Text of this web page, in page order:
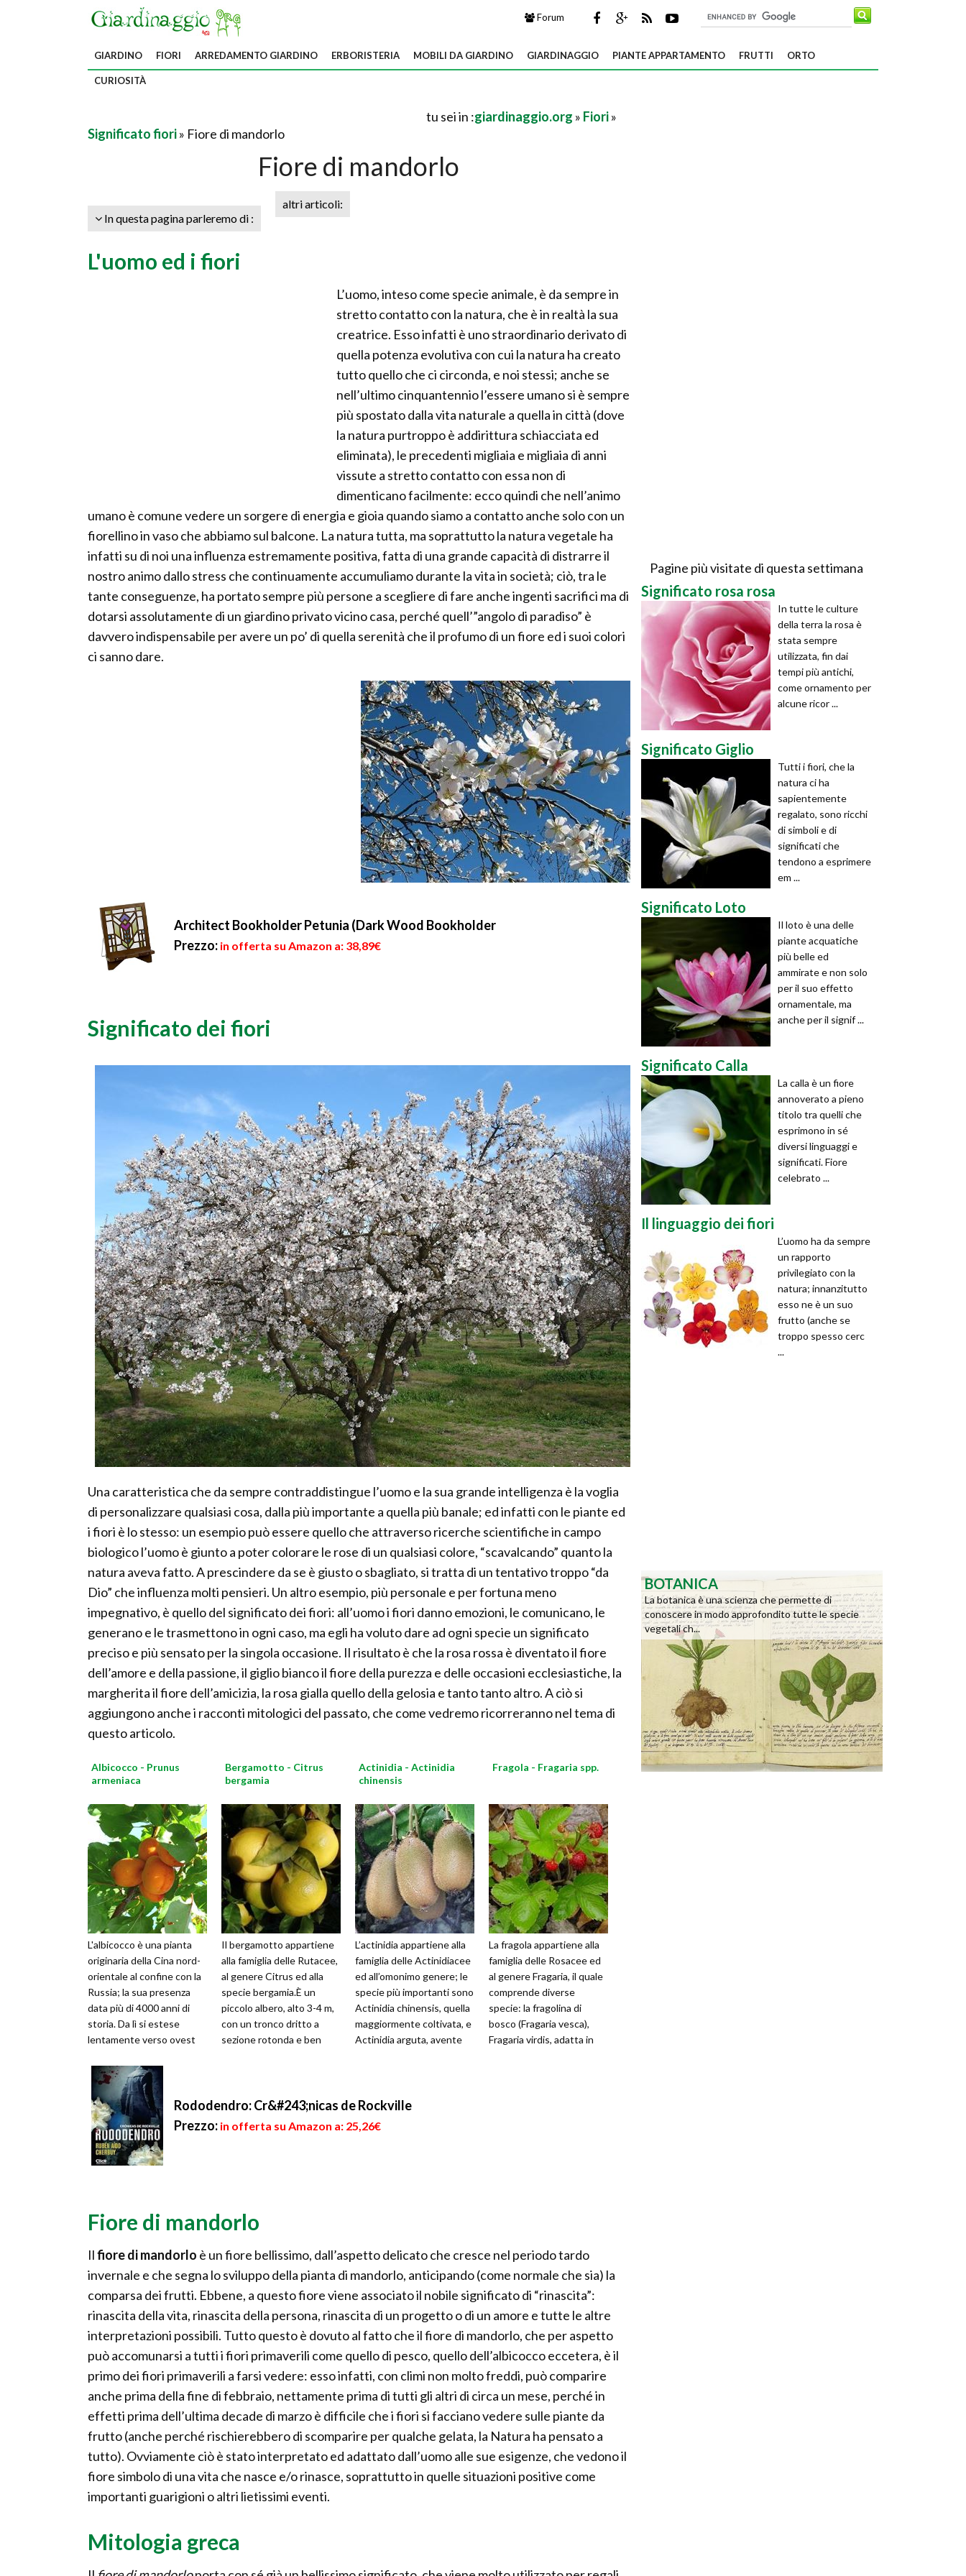
Forum
GIARDINO FIORI ARREDAMENTO GIARDINO ERBORISTERIA MOBILI DA GIARDINO GIARDINAGGIO PIANTE APPARTAMENTO FRUTTI ORTO
CURIOSITÀ
tu sei in :giardinaggio.org » Fiori»
Significato fiori» Fiore di mandorlo
Fiore di mandorlo
In questa pagina parleremo di :
altri articoli:
L'uomo ed i fiori
L’uomo, inteso come specie animale, è da sempre in
stretto contatto con la natura, che è in realtà la sua
creatrice. Esso infatti è uno straordinario derivato di
quella potenza evolutiva con cui la natura ha creato
tutto quello che ci circonda, e noi stessi; anche se
nell’ultimo cinquantennio l’essere umano si è sempre
più spostato dalla vita naturale a quella in città (dove
la natura purtroppo è addirittura schiacciata ed
eliminata), le precedenti migliaia e migliaia di anni
vissute a stretto contatto con essa non di
dimenticano facilmente: ecco quindi che nell’animo
umano è comune vedere un sorgere di energia e gioia quando siamo a contatto anche solo con un
fiorellino in vaso che abbiamo sul balcone. La natura tutta, ma soprattutto la natura vegetale ha
infatti su di noi una influenza estremamente positiva, fatta di una grande capacità di distrarre il
nostro animo dallo stress che continuamente accumuliamo durante la vita in società; ciò, tra le
tante conseguenze, ha portato sempre più persone a scegliere di fare anche ingenti sacrifici ma di
dotarsi assolutamente di un giardino privato vicino casa, perché quell’”angolo di paradiso” è
davvero indispensabile per avere un po’ di quella serenità che il profumo di un fiore ed i suoi colori
ci sanno dare.
Architect Bookholder Petunia (Dark Wood Bookholder
Prezzo: in offerta su Amazon a: 38,89€
Significato dei fiori
Una caratteristica che da sempre contraddistingue l’uomo e la sua grande intelligenza è la voglia
di personalizzare qualsiasi cosa, dalla più importante a quella più banale; ed infatti con le piante ed
i fiori è lo stesso: un esempio può essere quello che attraverso ricerche scientifiche in campo
biologico l’uomo è giunto a poter colorare le rose di un qualsiasi colore, “scavalcando” quanto la
natura aveva fatto. A prescindere da se è giusto o sbagliato, si tratta di un tentativo troppo “da
Dio” che influenza molti pensieri. Un altro esempio, più personale e per fortuna meno
impegnativo, è quello del significato dei fiori: all’uomo i fiori danno emozioni, le comunicano, le
generano e le trasmettono in ogni caso, ma egli ha voluto dare ad ogni specie un significato
preciso e più sensato per la singola occasione. Il risultato è che la rosa rossa è diventato il fiore
dell’amore e della passione, il giglio bianco il fiore della purezza e delle occasioni ecclesiastiche, la
margherita il fiore dell’amicizia, la rosa gialla quello della gelosia e tanto tanto altro. A ciò si
aggiungono anche i racconti mitologici del passato, che come vedremo ricorreranno nel tema di
questo articolo.
Albicocco - Prunus
armeniaca
L'albicocco è una pianta
originaria della Cina nord-
orientale al confine con la
Russia; la sua presenza
data più di 4000 anni di
storia. Da lì si estese
lentamente verso ovest
Bergamotto - Citrus
bergamia
Il bergamotto appartiene
alla famiglia delle Rutacee,
al genere Citrus ed alla
specie bergamia.È un
piccolo albero, alto 3-4 m,
con un tronco dritto a
sezione rotonda e ben
Actinidia - Actinidia
chinensis
L’actinidia appartiene alla
famiglia delle Actinidiacee
ed all’omonimo genere; le
specie più importanti sono
Actinidia chinensis, quella
maggiormente coltivata, e
Actinidia arguta, avente
Fragola - Fragaria spp.
La fragola appartiene alla
famiglia delle Rosacee ed
al genere Fragaria, il quale
comprende diverse
specie: la fragolina di
bosco (Fragaria vesca),
Fragaria virdis, adatta in
Rododendro: Cr&#243;nicas de Rockville
Prezzo: in offerta su Amazon a: 25,26€
Fiore di mandorlo
Ilfiore di mandorlo è un fiore bellissimo, dall’aspetto delicato che cresce nel periodo tardo
invernale e che segna lo sviluppo della pianta di mandorlo, anticipando (come normale che sia) la
comparsa dei frutti. Ebbene, a questo fiore viene associato il nobile significato di “rinascita”:
rinascita della vita, rinascita della persona, rinascita di un progetto o di un amore e tutte le altre
interpretazioni possibili. Tutto questo è dovuto al fatto che il fiore di mandorlo, che per aspetto
può accomunarsi a tutti i fiori primaverili come quello di pesco, quello dell’albicocco eccetera, è il
primo dei fiori primaverili a farsi vedere: esso infatti, con climi non molto freddi, può comparire
anche prima della fine di febbraio, nettamente prima di tutti gli altri di circa un mese, perché in
effetti prima dell’ultima decade di marzo è difficile che i fiori si facciano vedere sulle piante da
frutto (anche perché rischierebbero di scomparire per qualche gelata, la Natura ha pensato a
tutto). Ovviamente ciò è stato interpretato ed adattato dall’uomo alle sue esigenze, che vedono il
fiore simbolo di una vita che nasce e/o rinasce, soprattutto in quelle situazioni positive come
importanti guarigioni o altri lietissimi eventi.
Mitologia greca
Pagine più visitate di questa settimana
Significato rosa rosa
In tutte le culture
della terra la rosa è
stata sempre
utilizzata, fin dai
tempi più antichi,
come ornamento per
alcune ricor ...
Significato Giglio
Tutti i fiori, che la
natura ci ha
sapientemente
regalato, sono ricchi
di simboli e di
significati che
tendono a esprimere
em ...
Significato Loto
Il loto è una delle
piante acquatiche
più belle ed
ammirate e non solo
per il suo effetto
ornamentale, ma
anche per il signif ...
Significato Calla
La calla è un fiore
annoverato a pieno
titolo tra quelli che
esprimono in sé
diversi linguaggi e
significati. Fiore
celebrato ...
Il linguaggio dei fiori
L’uomo ha da sempre
un rapporto
privilegiato con la
natura; innanzitutto
esso ne è un suo
frutto (anche se
troppo spesso cerc
...
BOTANICA
La botanica è una scienza che permette di
conoscere in modo approfondito tutte le specie
vegetali ch...